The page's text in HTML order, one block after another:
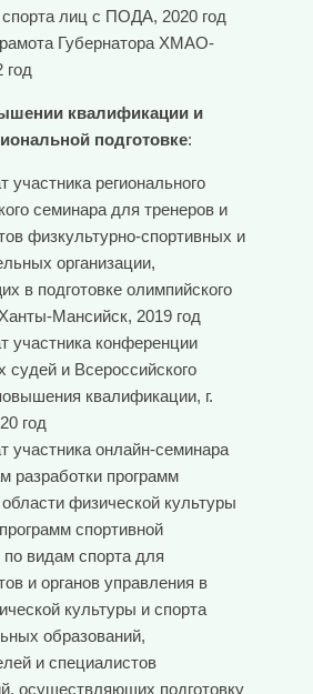
лиц с ПОДА, 2020 год
Губернатора ХМАО-
год
квалификации и
подготовке:
участника регионального
семинара для тренеров и
физкультурно-спортивных и
организации,
в подготовке олимпийского
Ханты-Мансийск, 2019 год
участника конференции
судей и Всероссийского
квалификации, г.
год
участника онлайн-семинара
разработки программ
области физической культуры
спортивной
по видам спорта для
и органов управления в
культуры и спорта
образований,
и специалистов
осуществляющих подготовку